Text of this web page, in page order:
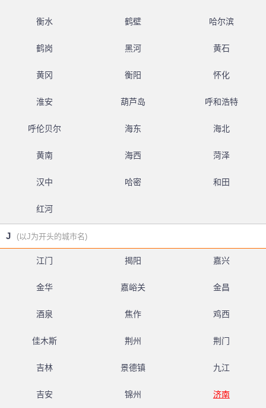
衡水 鹤壁 哈尔滨
鹤岗 黑河 黄石
黄冈 衡阳 怀化
淮安 葫芦岛 呼和浩特
呼伦贝尔 海东 海北
黄南 海西 菏泽
汉中 哈密 和田
红河
J (以J为开头的城市名)
江门 揭阳 嘉兴
金华 嘉峪关 金昌
酒泉 焦作 鸡西
佳木斯 荆州 荆门
吉林 景德镇 九江
吉安 锦州 济南